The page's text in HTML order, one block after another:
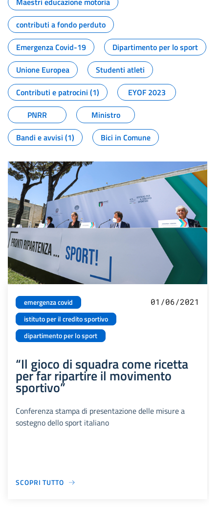
contributi a fondo perduto
Emergenza Covid-19
Dipartimento per lo sport
Unione Europea
Studenti atleti
Contributi e patrocini (1)
EYOF 2023
PNRR
Ministro
Bandi e avvisi (1)
Bici in Comune
emergenza covid
istituto per il credito sportivo
dipartimento per lo sport
01/06/2021
“Il gioco di squadra come ricetta
per far ripartire il movimento
sportivo”
Conferenza stampa di presentazione delle misure a
sostegno dello sport italiano
SCOPRI TUTTO